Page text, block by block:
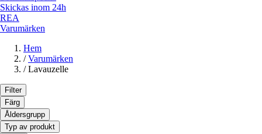
Skickas inom 24h
REA
Varumärken
Hem
/ Varumärken
/ Lavauzelle
Filter
Färg
Åldersgrupp
Typ av produkt